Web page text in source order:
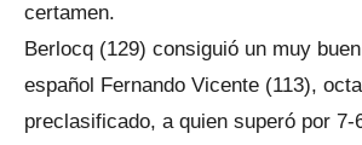
certamen.
Berlocq (129) consiguió un muy
español Fernando Vicente (113),
preclasificado, a quien superó por